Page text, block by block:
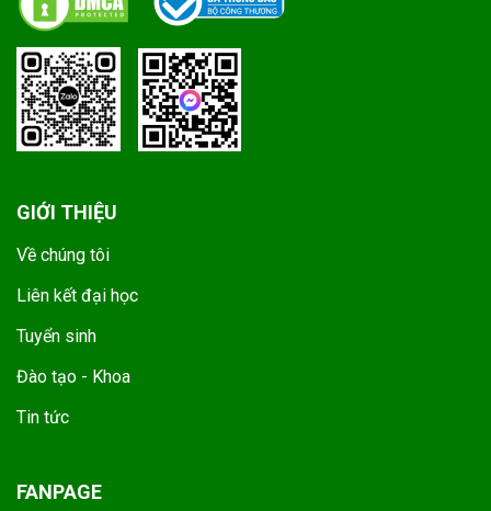
GIỚI THIỆU
Về chúng tôi
Liên kết đại học
Tuyển sinh
Đào tạo - Khoa
Tin tức
FANPAGE